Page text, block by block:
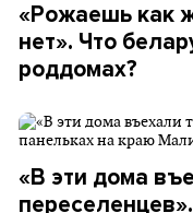
«Рожаешь как
нет». Что
роддомах?
«В эти дома